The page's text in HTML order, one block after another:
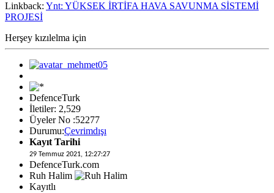
Linkback: Ynt: YÜKSEK İRTİFA HAVA SAVUNMA SİSTEMİ
PROJESİ
Herşey kızılelma için
DefenceTurk
İletiler: 2,529
Üyeler No :52277
Durumu:Çevrimdışı
Kayıt Tarihi
29 Temmuz 2021, 12:27:27
DefenceTurk.com
Ruh Halim
Kayıtlı